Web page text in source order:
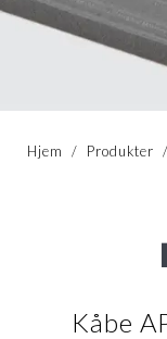
Hjem / Produkter /
Kåbe